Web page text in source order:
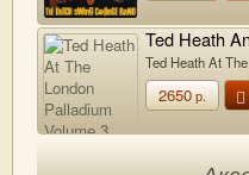
Ted Heath
Ted Heath At
2650р.